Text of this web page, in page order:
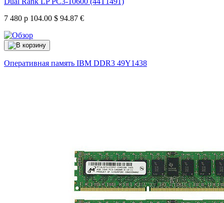
7 480 р 104.00 $ 94.87 €
Оперативная память IBM DDR3 49Y1438